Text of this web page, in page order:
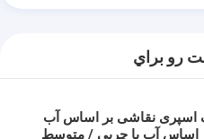
رو براي
اسپری نقاشی بر اساس آب
اساس آب با چربی / متوسط